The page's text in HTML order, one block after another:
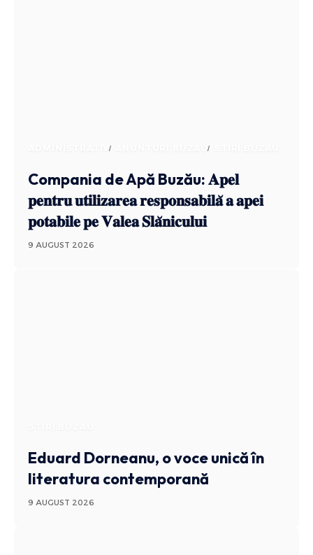
ADMINISTRATIV ANUNTURI BUZAU
Compania de Apă Buzău: 𝐀𝐩𝐞𝐥
𝐩𝐞𝐧𝐭𝐫𝐮 𝐮𝐭𝐢𝐥𝐢𝐳𝐚𝐫𝐞𝐚 𝐫𝐞𝐬𝐩𝐨𝐧𝐬𝐚𝐛𝐢𝐥𝐚̆ 𝐚 𝐚𝐩𝐞𝐢
𝐩𝐨𝐭𝐚𝐛𝐢𝐥𝐞 𝐩𝐞 𝐕𝐚𝐥𝐞𝐚 𝐒𝐥𝐚̆𝐧𝐢𝐜𝐮𝐥𝐮𝐢
9 AUGUST 2026
Eduard Dorneanu, o voce unică în
literatura contemporană
9 AUGUST 2026